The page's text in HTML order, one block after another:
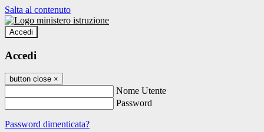
Salta al contenuto
Accedi
Accedi
button close ×
Nome Utente
Password
Password dimenticata?